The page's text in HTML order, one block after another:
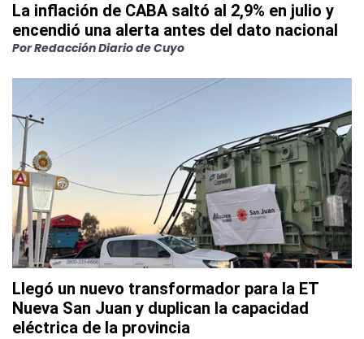
La inflación de CABA saltó al 2,9% en julio y
encendió una alerta antes del dato nacional
PorRedacción Diario de Cuyo
Llegó un nuevo transformador para la ET
Nueva San Juan y duplican la capacidad
eléctrica de la provincia